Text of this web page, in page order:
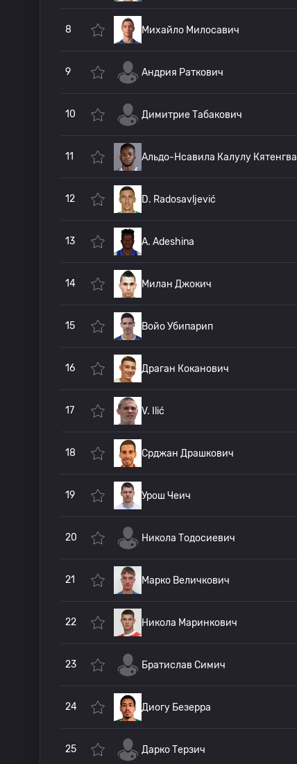
8 Михайло Милосавич
9 Андрия Раткович
10 Димитрие Табакович
11 Альдо-Нсавила Калулу Кятенгва
12 D. Radosavljević
13 A. Adeshina
14 Милан Джокич
15 Войо Убипарип
16 Драган Коканович
17 V. Ilić
18 Срджан Драшкович
19 Урош Чеич
20 Никола Тодосиевич
21 Марко Величкович
22 Никола Маринкович
23 Братислав Симич
24 Диогу Безерра
25 Дарко Терзич